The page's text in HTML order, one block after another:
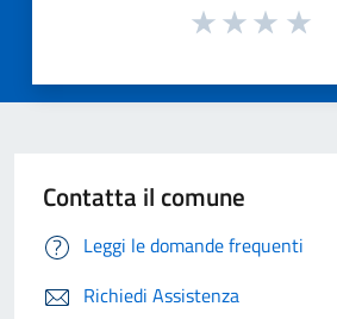
Contatta il comune
Leggi le domande frequenti
Richiedi Assistenza